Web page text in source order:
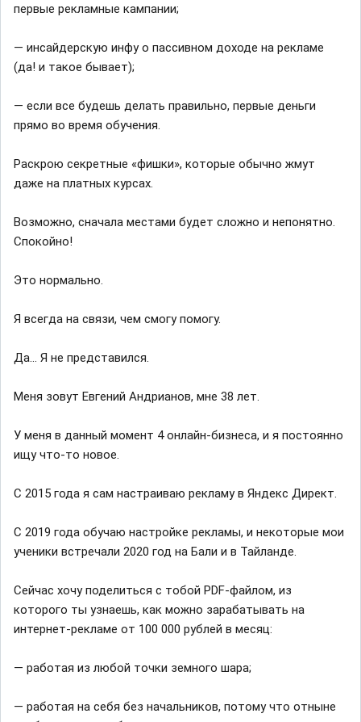
первые рекламные кампании;
— инсайдерскую инфу о пассивном доходе на рекламе
(да! и такое бывает);
— если все будешь делать правильно, первые деньги
прямо во время обучения.
Раскрою секретные «фишки», которые обычно жмут
даже на платных курсах.
Возможно, сначала местами будет сложно и непонятно.
Спокойно!
Это нормально.
Я всегда на связи, чем смогу помогу.
Да… Я не представился.
Меня зовут Евгений Андрианов, мне 38 лет.
У меня в данный момент 4 онлайн-бизнеса, и я постоянно
ищу что-то новое.
С 2015 года я сам настраиваю рекламу в Яндекс Директ.
С 2019 года обучаю настройке рекламы, и некоторые мои
ученики встречали 2020 год на Бали и в Тайланде.
Сейчас хочу поделиться с тобой PDF-файлом, из
которого ты узнаешь, как можно зарабатывать на
интернет-рекламе от 100 000 рублей в месяц:
— работая из любой точки земного шара;
— работая на себя без начальников, потому что отныне